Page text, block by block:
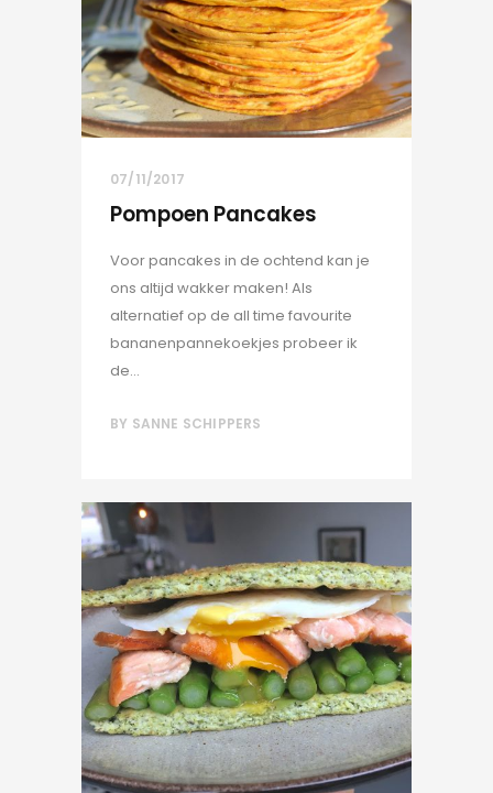
07/11/2017
Pompoen Pancakes
Voor pancakes in de ochtend kan je
ons altijd wakker maken! Als
alternatief op de all time favourite
bananenpannekoekjes probeer ik
de...
BY SANNE SCHIPPERS